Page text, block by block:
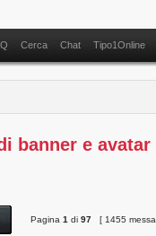
Cerca Chat Tipo1Online
banner e avatar
Pagina1 di97 [ 1455